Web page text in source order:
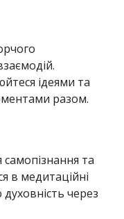
ідеями та
разом.
та
в медитаційні
через